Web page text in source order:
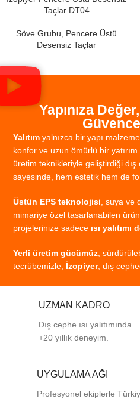
Taçlar DT04
Söve Grubu
Pencere Üstü
Desensiz Taçlar
Yapınıza
Yalıtım yalnızca bir yapı
konfor ve uzun ömürlü bir yatırım
üretim teknikleriyle geliştirdiği dış
sayesinde, hem estetik hem de
Üstün EPS teknolojisi suya ve
mimariye özel tasarlanabilen ürün
projelerinize sadece ısı yalıtımı
Yerli üretim gücümüz
tecrübemizle; İzopiyer, dış
UZMAN KADRO
Dış cephe ısı yalıtımında
+20 yıllık deneyim.
UYGULAMA AĞI
Profesyonel ekiplerle